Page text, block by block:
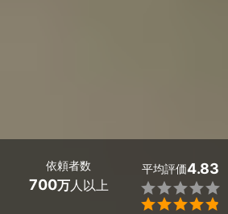
依頼者数
700万人以上
平均評価4.83

